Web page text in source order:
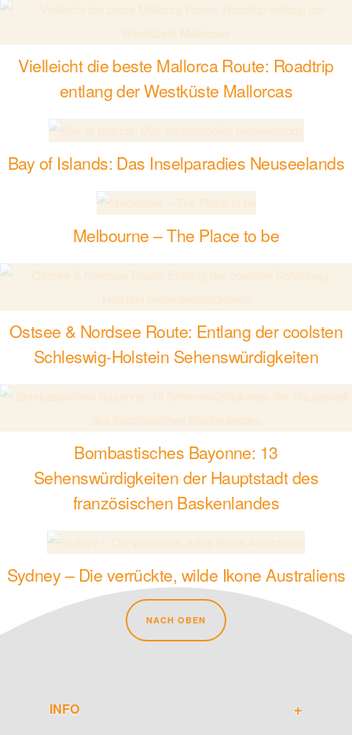
Vielleicht die beste Mallorca Route: Roadtrip
entlang der Westküste Mallorcas
Bay of Islands: Das Inselparadies Neuseelands
Melbourne – The Place to be
Ostsee & Nordsee Route: Entlang der coolsten
Schleswig-Holstein Sehenswürdigkeiten
Bombastisches Bayonne: 13
Sehenswürdigkeiten der Hauptstadt des
französischen Baskenlandes
Sydney – Die verrückte, wilde Ikone Australiens
NACH OBEN
INFO